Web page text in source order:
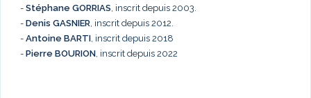
- Stéphane GORRIAS, inscrit depuis 2003.
- Denis GASNIER, inscrit depuis 2012.
- Antoine BARTI, inscrit depuis 2018
- Pierre BOURION, inscrit depuis 2022